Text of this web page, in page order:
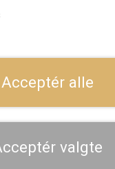
Varen er på
Acceptér alle
valgte